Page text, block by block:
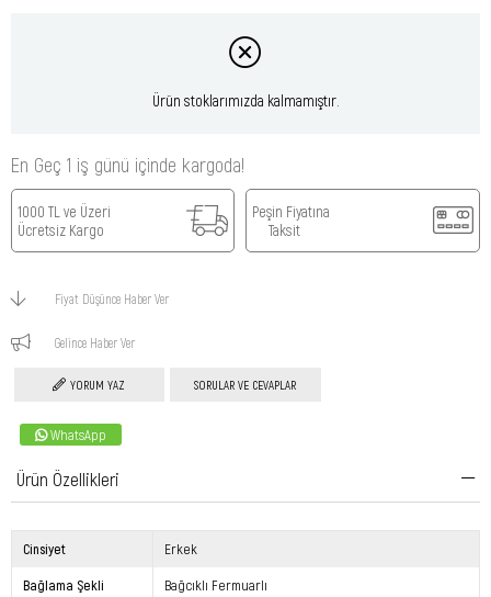
Ürün stoklarımızda kalmamıştır.
En Geç 1 iş günü içinde kargoda!
1000 TL ve Üzeri
Ücretsiz Kargo
Peşin Fiyatına
Taksit
Fiyat Düşünce Haber Ver
Gelince Haber Ver
YORUM YAZ SORULAR VE CEVAPLAR
WhatsApp
Ürün Özellikleri
Cinsiyet Erkek
Bağlama Şekli Bağcıklı Fermuarlı